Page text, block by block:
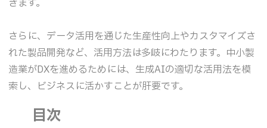
きます。
さらに、データ活用を通じた生産性向上やカスタマイズさ
れた製品開発など、活用方法は多岐にわたります。中小製
造業がDXを進めるためには、生成AIの適切な活用法を模
索し、ビジネスに活かすことが肝要です。
目次